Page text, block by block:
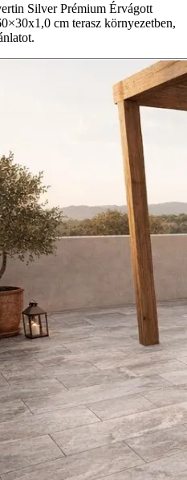
Silver Prémium Érvágott
cm terasz környezetben,